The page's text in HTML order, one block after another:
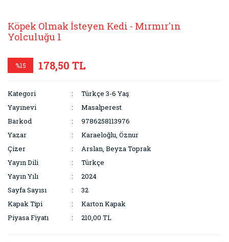
Köpek Olmak İsteyen Kedi - Mırmır'ın
Yolculuğu 1
%15 178,50 TL
Kategori
Türkçe 3-6 Yaş
Yayınevi
Masalperest
Barkod
9786258113976
Yazar
Karaeloğlu, Öznur
Çizer
Arslan, Beyza Toprak
Yayın Dili
Türkçe
Yayın Yılı
2024
Sayfa Sayısı
32
Kapak Tipi
Karton Kapak
Piyasa Fiyatı
210,00 TL